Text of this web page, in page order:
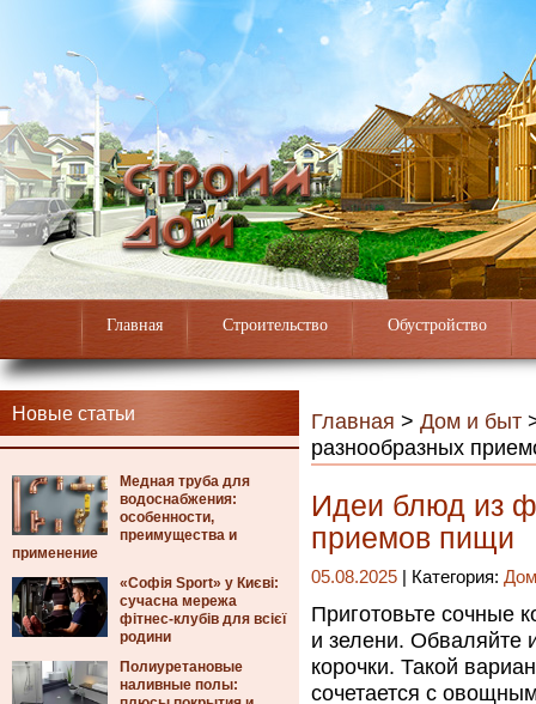
Главная Строительство Обустройство
Новые статьи
Медная труба для
водоснабжения:
особенности,
преимущества и
применение
«Софія Sport» у Києві:
сучасна мережа
фітнес-клубів для всієї
родини
Полиуретановые
наливные полы:
Главная > Дом и быт
разнообразных
Идеи блюд из
приемов пищи
05.08.2025 | Категория:
Приготовьте сочные
и зелени. Обваляйте
корочки. Такой
сочетается с